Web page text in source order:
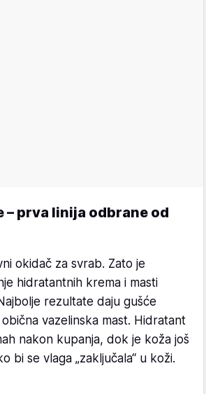
– prva linija odbrane od
okidač za svrab. Zato je
hidratantnih krema i masti
rezultate daju gušće
vazelinska mast. Hidratant
nakon kupanja, dok je koža još
bi se vlaga „zaključala“ u koži.